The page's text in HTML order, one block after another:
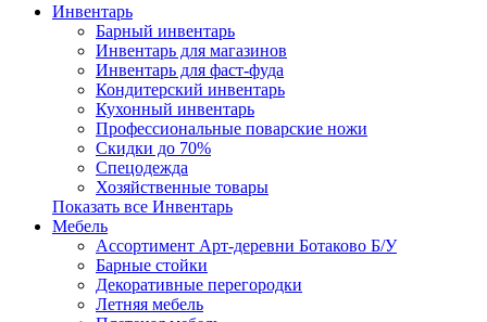
Инвентарь
Барный инвентарь
Инвентарь для магазинов
Инвентарь для фаст-фуда
Кондитерский инвентарь
Кухонный инвентарь
Профессиональные поварские ножи
Скидки до 70%
Спецодежда
Хозяйственные товары
Показать все Инвентарь
Мебель
Ассортимент Арт-деревни Ботаково Б/У
Барные стойки
Декоративные перегородки
Летняя мебель